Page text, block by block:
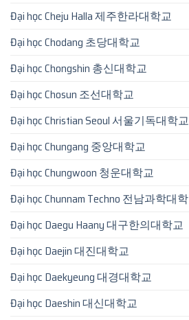
Đại học Cheju Halla 제주한라대학교
Đại học Chodang 초당대학교
Đại học Chongshin 총신대학교
Đại học Chosun 조선대학교
Đại học Christian Seoul 서울기독대학교
Đại học Chungang 중앙대학교
Đại học Chungwoon 청운대학교
Đại học Chunnam Techno 전남과학대학
Đại học Daegu Haany 대구한의대학교
Đại học Daejin 대진대학교
Đại học Daekyeung 대경대학교
Đại học Daeshin 대신대학교